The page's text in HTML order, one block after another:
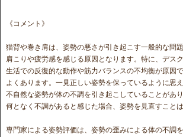
《コメント》
猫背や巻き肩は、姿勢の悪さが引き起こす一般的な問
肩こりや疲労感を感じる原因となります。特に、デス
生活での反復的な動作や筋力バランスの不均衡が原因
よくあります。一見正しい姿勢を保っているように思
不自然な姿勢が体の不調を引き起こしていることがあ
何となく不調があると感じた場合、姿勢を見直すことは
専門家による姿勢評価は、姿勢の歪みによる体の不調